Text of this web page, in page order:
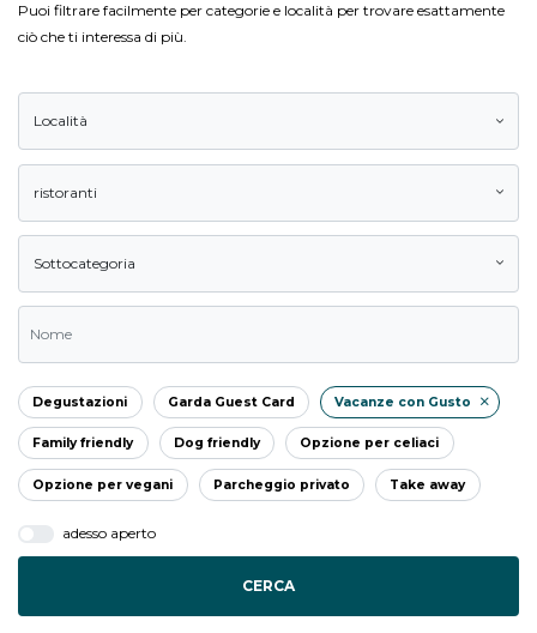
Puoi filtrare facilmente per categorie e località per trovare esattamente
ciò che ti interessa di più.
Località
ristoranti
Sottocategoria
Degustazioni Garda Guest Card Vacanze con Gusto
Family friendly Dog friendly Opzione per celiaci
Opzione per vegani Parcheggio privato Take away
adesso aperto
CERCA